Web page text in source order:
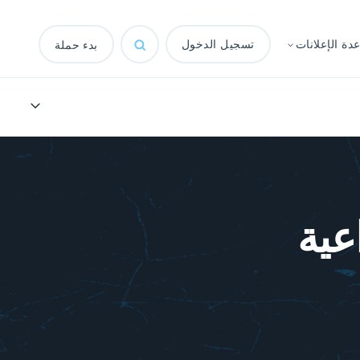
الإعلانات تسجيل الدخول بدء حملة